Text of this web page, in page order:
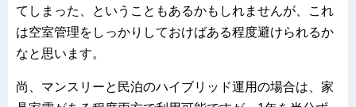
てしまった、ということもあるかもしれませんが、これ
は空室管理をしっかりしておけばある程度避けられるか
なと思います。
尚、マンスリーと民泊のハイブリッド運用の場合は、家